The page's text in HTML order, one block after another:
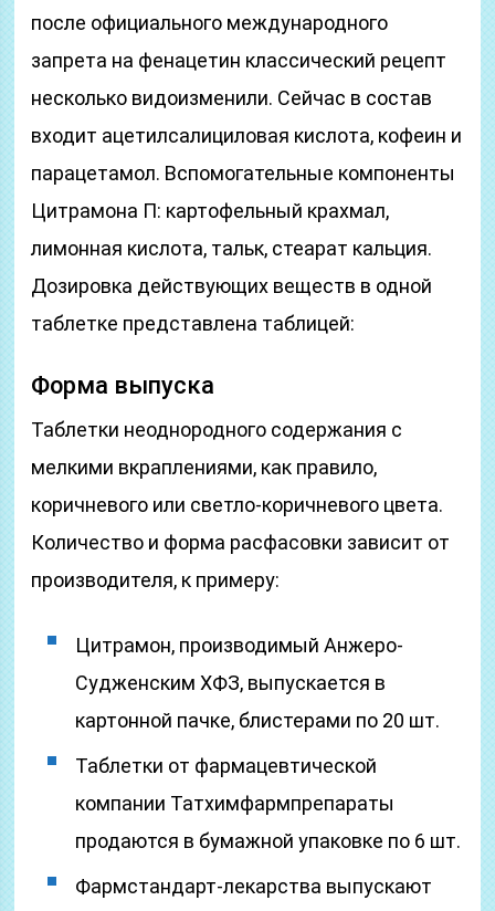
после официального международного
запрета на фенацетин классический рецепт
несколько видоизменили. Сейчас в состав
входит ацетилсалициловая кислота, кофеин и
парацетамол. Вспомогательные компоненты
Цитрамона П: картофельный крахмал,
лимонная кислота, тальк, стеарат кальция.
Дозировка действующих веществ в одной
таблетке представлена таблицей:
Форма выпуска
Таблетки неоднородного содержания с
мелкими вкраплениями, как правило,
коричневого или светло-коричневого цвета.
Количество и форма расфасовки зависит от
производителя, к примеру:
Цитрамон, производимый Анжеро-
Судженским ХФЗ, выпускается в
картонной пачке, блистерами по 20 шт.
Таблетки от фармацевтической
компании Татхимфармпрепараты
продаются в бумажной упаковке по 6 шт.
Фармстандарт-лекарства выпускают